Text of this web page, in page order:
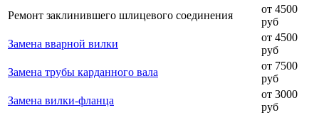
Ремонт заклинившего шлицевого соединения
от 4500
руб
Замена вварной вилки
от 4500
руб
Замена трубы карданного вала
от 7500
руб
Замена вилки-фланца
от 3000
руб